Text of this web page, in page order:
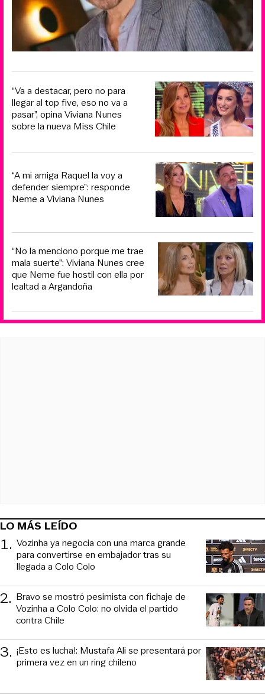
“Va a destacar, pero no para
llegar al top five, eso no va a
pasar”, opina Viviana Nunes
sobre la nueva Miss Chile
“A mi amiga Raquel la voy a
defender siempre”: responde
Neme a Viviana Nunes
“No la menciono porque me trae
mala suerte”: Viviana Nunes cree
que Neme fue hostil con ella por
lealtad a Argandoña
LO MÁS LEÍDO
1. Vozinha ya negocia con una marca grande
para convertirse en embajador tras su
llegada a Colo Colo
2. Bravo se mostró pesimista con fichaje de
Vozinha a Colo Colo: no olvida el partido
contra Chile
3. ¡Esto es lucha!: Mustafa Ali se presentará por
primera vez en un ring chileno